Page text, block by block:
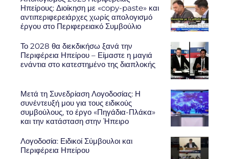
Ηπείρους: Διοίκηση με «copy-paste» και
αντιπεριφερειάρχες χωρίς απολογισμό
έργου στο Περιφερειακό Συμβούλιο
Το 2028 θα διεκδικήσω ξανά την
Περιφέρεια Ηπείρου – Είμαστε η μαγιά
ενάντια στο κατεστημένο της διαπλοκής
Μετά τη Συνεδρίαση Λογοδοσίας: Η
συνέντευξή μου για τους ειδικούς
συμβούλους, το έργο «Πηγάδια-Πλάκα»
και την κατάσταση στην Ήπειρο
Λογοδοσία: Ειδικοί Σύμβουλοι και
Περιφέρεια Ηπείρου